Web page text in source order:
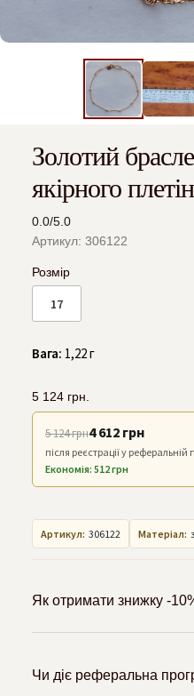
Золотий
якірного
0.0/5.0
Артикул: 306122
Розмір
17
Вага: 1,22 г
5 124 грн.
5 124 грн4 612 грн
після реєстрації у реферальній
Економія: 512 грн
Артикул: 306122 Матеріал:
Як отримати знижку -
Чи діє реферальна